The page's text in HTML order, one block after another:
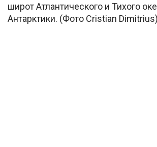
широт Атлантического и Тихого
Антарктики. (Фото Cristian